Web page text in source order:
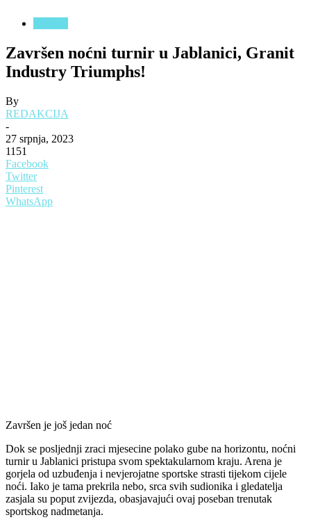
Završen noćni turnir u Jablanici, Granit
Industry Triumphs!
By
REDAKCIJA
-
27 srpnja, 2023
1151
Facebook
Twitter
Pinterest
WhatsApp
Završen je još jedan noć
Dok se posljednji zraci mjesecine polako gube na horizontu, noćni
turnir u Jablanici pristupa svom spektakularnom kraju. Arena je
gorjela od uzbuđenja i nevjerojatne sportske strasti tijekom cijele
noći. Iako je tama prekrila nebo, srca svih sudionika i gledatelja
zasjala su poput zvijezda, obasjavajući ovaj poseban trenutak
sportskog nadmetanja.